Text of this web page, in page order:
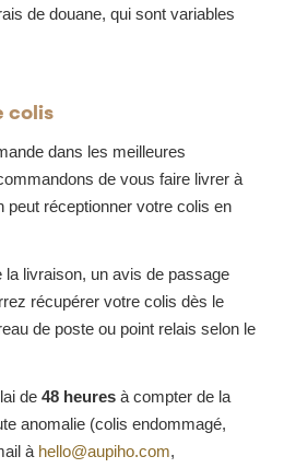
de douane, qui sont variables
colis
dans les meilleures
de vous faire livrer à
peut réceptionner votre colis en
livraison, un avis de passage
récupérer votre colis dès le
de poste ou point relais selon le
de 48 heures à compter de la
anomalie (colis endommagé,
à hello@aupiho.com,